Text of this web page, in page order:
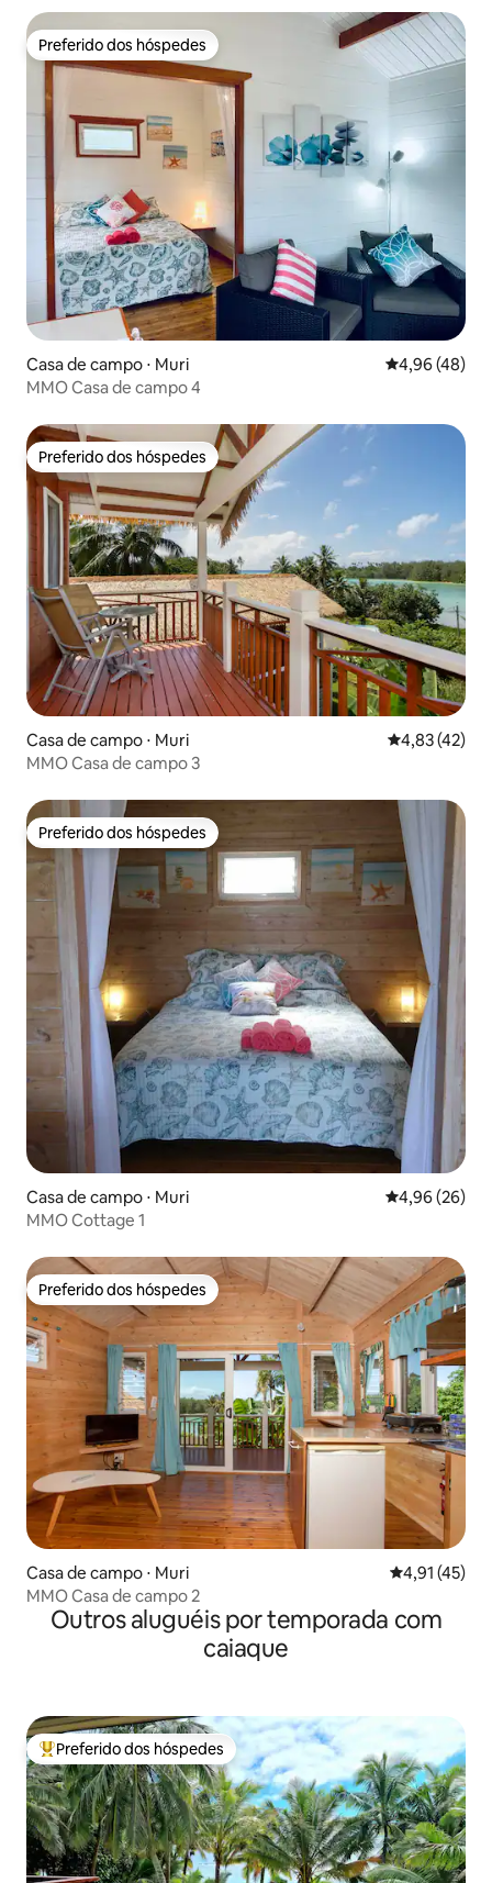
Preferido dos hóspedes
Preferido dos hóspedes
Casa de campo ⋅ Muri 4,96 de uma
4,96 (48)
MMO Casa de campo 4
Preferido dos hóspedes
Preferido dos hóspedes
Casa de campo ⋅ Muri 4,83 de uma
4,83 (42)
MMO Casa de campo 3
Preferido dos hóspedes
Preferido dos hóspedes
Casa de campo ⋅ Muri 4,96 de uma
4,96 (26)
MMO Cottage 1
Preferido dos hóspedes
Preferido dos hóspedes
Casa de campo ⋅ Muri 4,91 de uma
4,91 (45)
MMO Casa de campo 2
Outros aluguéis por temporada com
caiaque
Entre os melhores preferidos dos hóspedes
Preferido dos hóspedes